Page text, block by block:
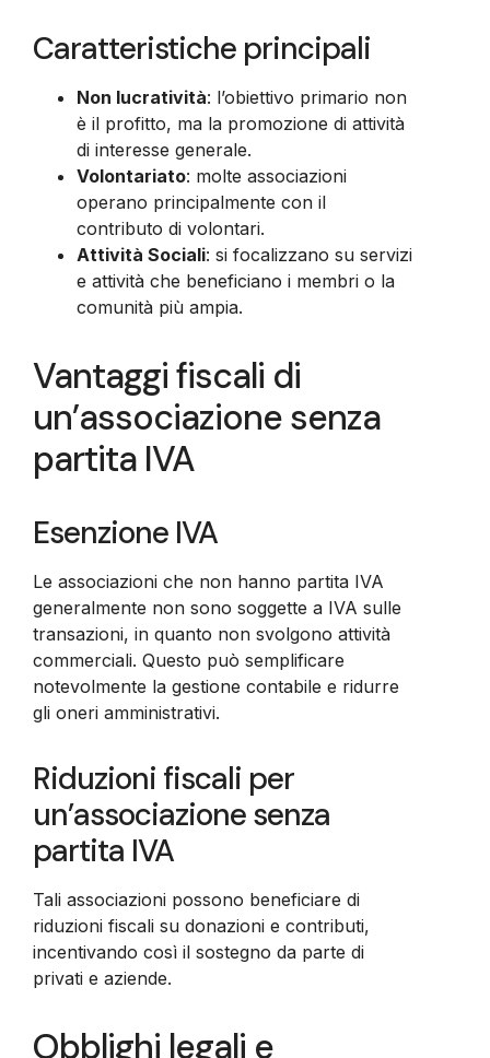
Caratteristiche principali
Non lucratività: l’obiettivo primario non
è il profitto, ma la promozione di attività
di interesse generale.
Volontariato: molte associazioni
operano principalmente con il
contributo di volontari.
Attività Sociali: si focalizzano su servizi
e attività che beneficiano i membri o la
comunità più ampia.
Vantaggi fiscali di
un’associazione senza
partita IVA
Esenzione IVA
Le associazioni che non hanno partita IVA
generalmente non sono soggette a IVA sulle
transazioni, in quanto non svolgono attività
commerciali. Questo può semplificare
notevolmente la gestione contabile e ridurre
gli oneri amministrativi.
Riduzioni fiscali per
un’associazione senza
partita IVA
Tali associazioni possono beneficiare di
riduzioni fiscali su donazioni e contributi,
incentivando così il sostegno da parte di
privati e aziende.
Obblighi legali e